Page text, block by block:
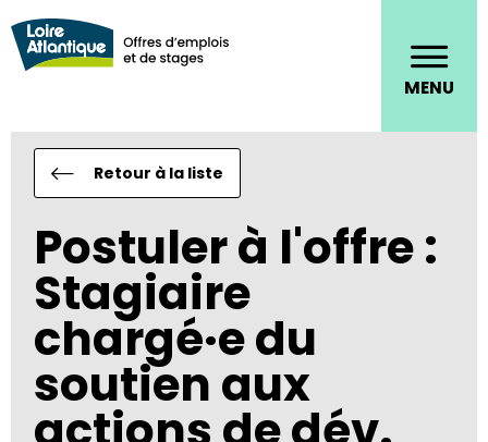
Toggle
MENU
Retour à la liste
Postuler à l'offre :
Stagiaire
chargé·e du
soutien aux